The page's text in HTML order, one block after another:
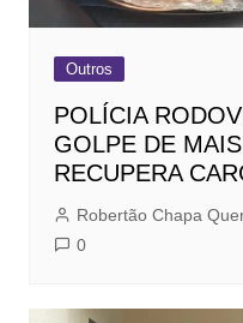
Outros
POLÍCIA
GOLPE DE
RECUPERA
Robertão Chapa
0